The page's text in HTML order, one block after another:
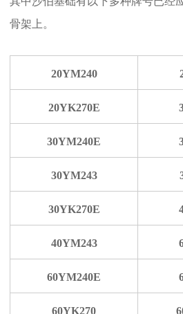
骨架上。
20YM240
20YK270E
30YM240E
30YM243
30YK270E
40YM243
60YM240E
60YK270